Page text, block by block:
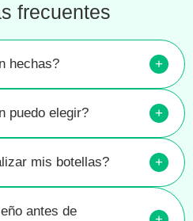
frecuentes
hechas? +
puedo elegir? +
mis botellas? +
antes de